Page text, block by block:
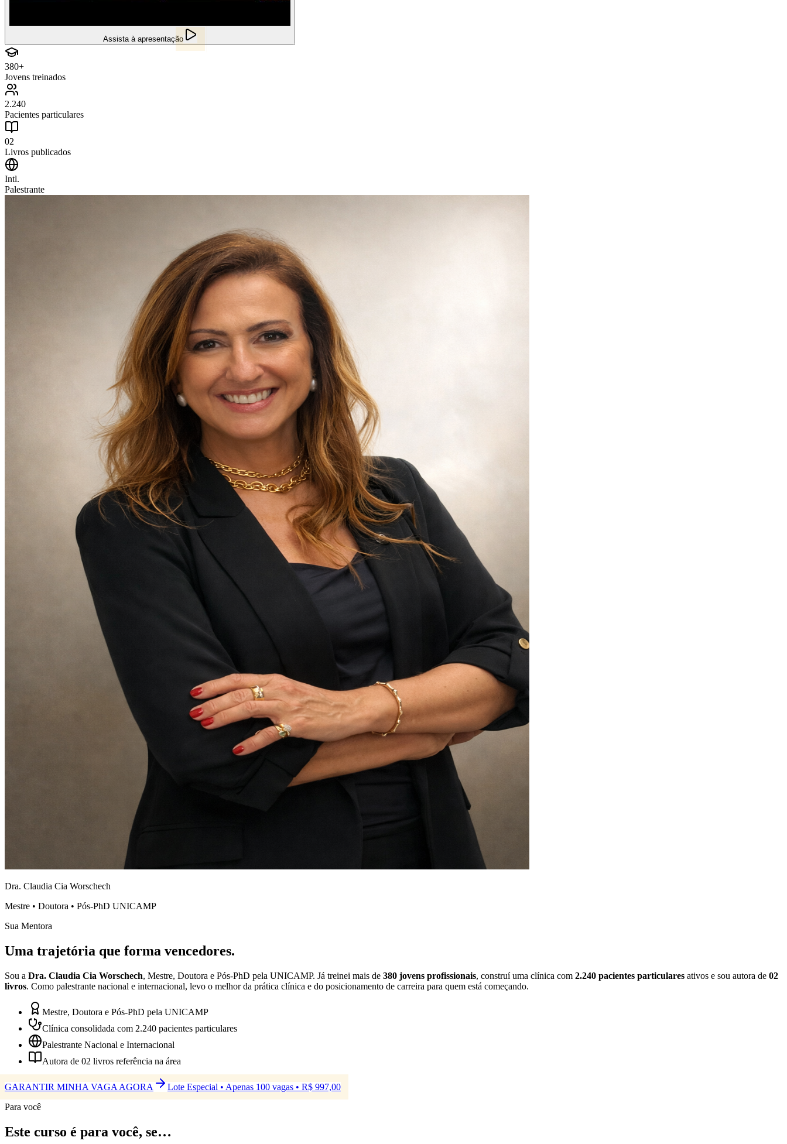
Assista à apresentação
380+
Jovens treinados
2.240
Pacientes particulares
02
Livros publicados
Intl.
Palestrante
Dra. Claudia Cia Worschech
Mestre • Doutora • Pós-PhD UNICAMP
Sua Mentora
Uma trajetória que forma vencedores.
Sou a Dra. Claudia Cia Worschech, Mestre, Doutora e Pós-PhD pela UNICAMP. Já treinei mais de 380 jovens profissionais, construí uma clínica com 2.240 pacientes particulares ativos e sou autora de 02
livros. Como palestrante nacional e internacional, levo o melhor da prática clínica e do posicionamento de carreira para quem está começando.
Mestre, Doutora e Pós-PhD pela UNICAMP
Clínica consolidada com 2.240 pacientes particulares
Palestrante Nacional e Internacional
Autora de 02 livros referência na área
GARANTIR MINHA VAGA AGORA
Lote Especial • Apenas 100 vagas • R$ 997,00
Para você
Este curso é para você, se…